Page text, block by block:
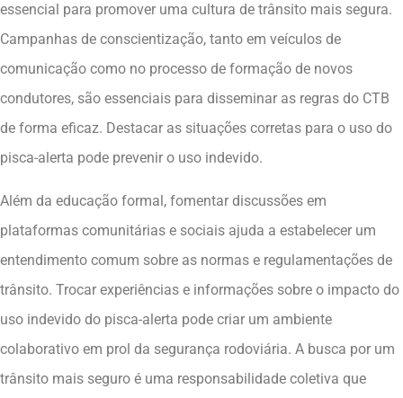
essencial para promover uma cultura de trânsito mais segura.
Campanhas de conscientização, tanto em veículos de
comunicação como no processo de formação de novos
condutores, são essenciais para disseminar as regras do CTB
de forma eficaz. Destacar as situações corretas para o uso do
pisca-alerta pode prevenir o uso indevido.
Além da educação formal, fomentar discussões em
plataformas comunitárias e sociais ajuda a estabelecer um
entendimento comum sobre as normas e regulamentações de
trânsito. Trocar experiências e informações sobre o impacto do
uso indevido do pisca-alerta pode criar um ambiente
colaborativo em prol da segurança rodoviária. A busca por um
trânsito mais seguro é uma responsabilidade coletiva que